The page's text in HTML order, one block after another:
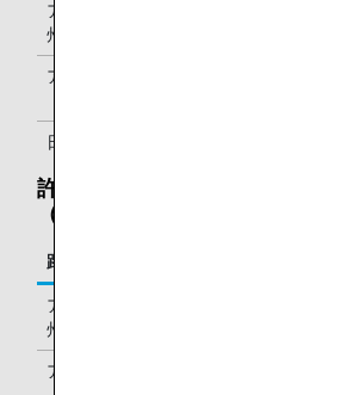
アジア・オセアニア⇔北米・ハワイ・欧
州・アフリカ・中東
アジア・オセアニア内（日本以外）
日本国内
許容サイズ（3辺の和）の超過
（158～292cm）
路線
アジア・オセアニア⇔北米・ハワイ・欧
州・アフリカ・中東
アジア・オセアニア内（日本以外）